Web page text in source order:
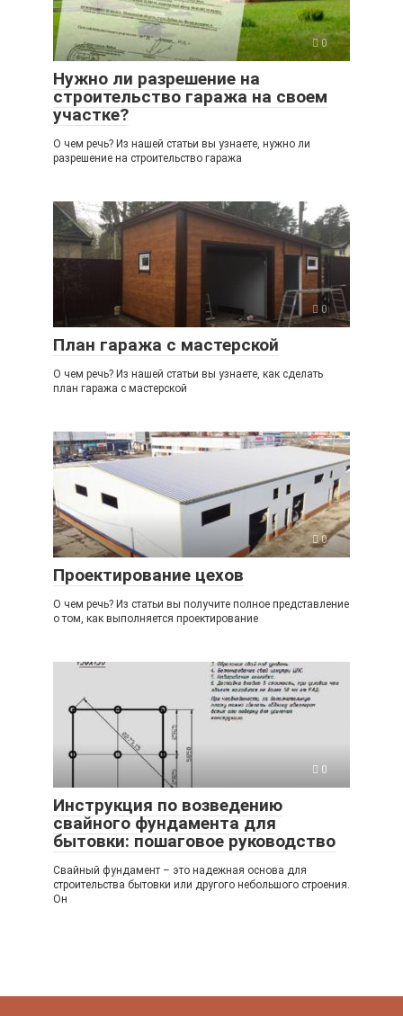
0
Нужно ли разрешение на
строительство гаража на своем
участке?
О чем речь? Из нашей статьи вы узнаете, нужно ли
разрешение на строительство гаража
0
План гаража с мастерской
О чем речь? Из нашей статьи вы узнаете, как сделать
план гаража с мастерской
0
Проектирование цехов
О чем речь? Из статьи вы получите полное представление
о том, как выполняется проектирование
0
Инструкция по возведению
свайного фундамента для
бытовки: пошаговое руководство
Свайный фундамент – это надежная основа для
строительства бытовки или другого небольшого строения.
Он